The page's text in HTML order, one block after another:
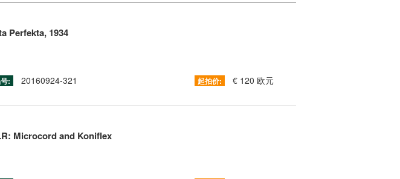
Perfekta, 1934
: 20160924-321 起拍价: € 120 欧元
Microcord and Koniflex